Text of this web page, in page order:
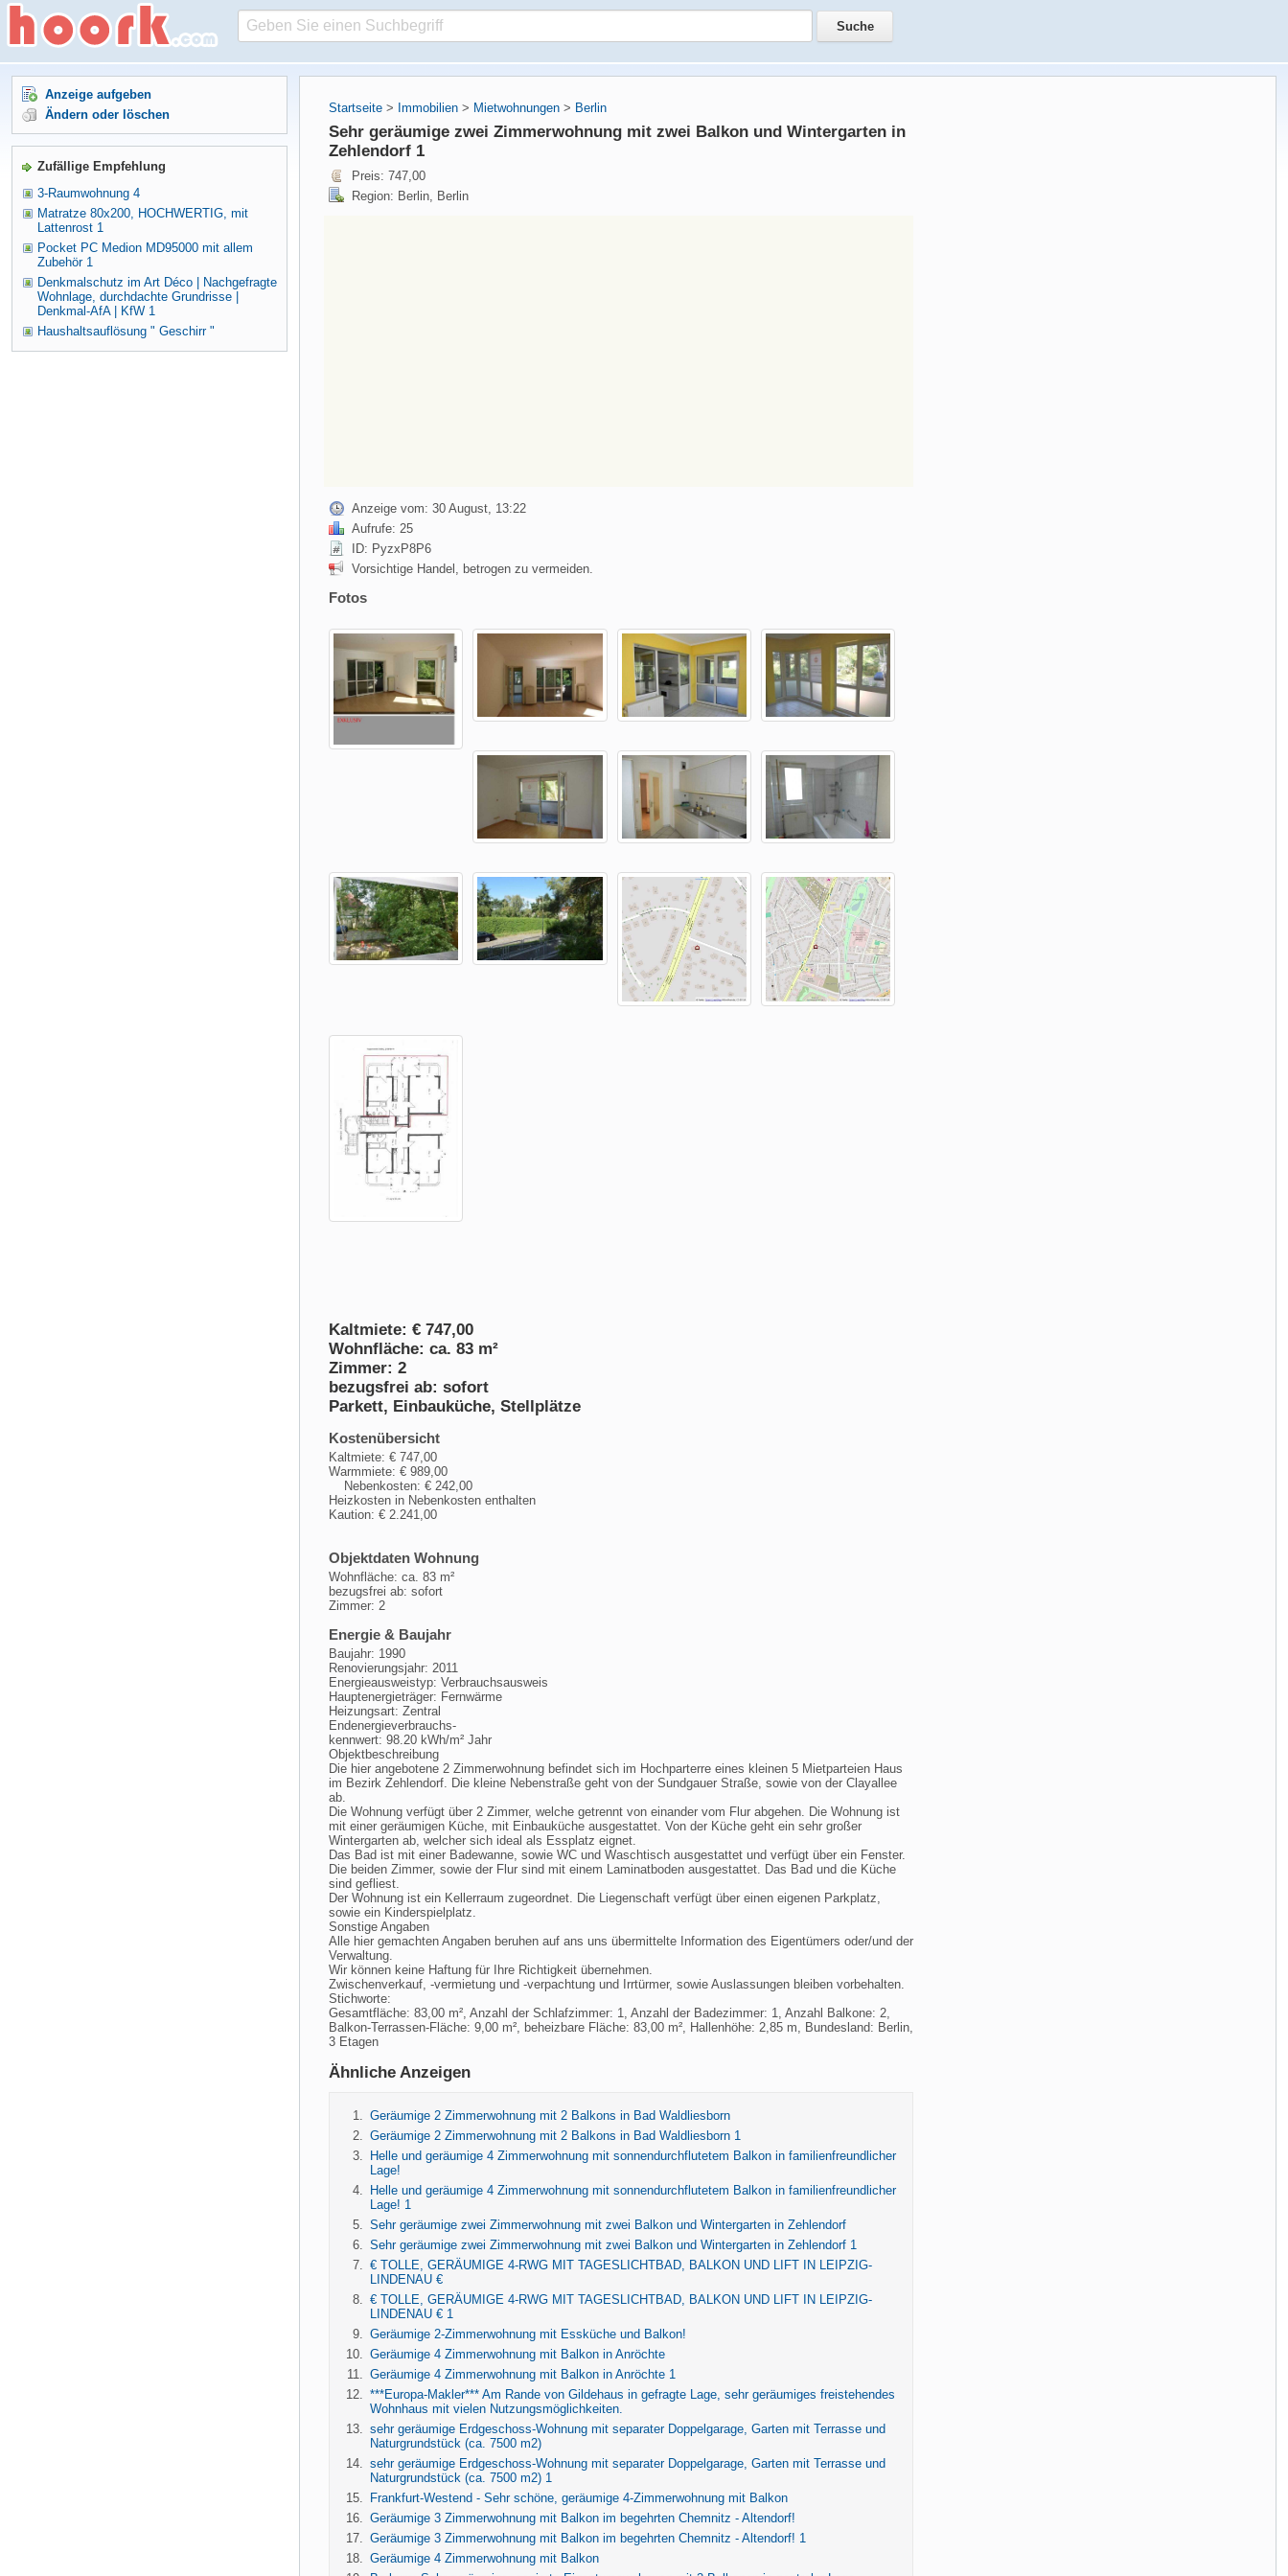
Startseite > Immobilien > Mietwohnungen > Berlin
Sehr geräumige zwei Zimmerwohnung mit zwei Balkon und Wintergarten in
Zehlendorf 1
Preis: 747,00
Region: Berlin, Berlin
Anzeige vom: 30 August, 13:22
Aufrufe: 25
ID: PyzxP8P6
Vorsichtige Handel, betrogen zu vermeiden.
Fotos
Kaltmiete: € 747,00
Wohnfläche: ca. 83 m²
Zimmer: 2
bezugsfrei ab: sofort
Parkett, Einbauküche, Stellplätze
Kostenübersicht
Kaltmiete: € 747,00
Warmmiete: € 989,00
Nebenkosten: € 242,00
Heizkosten in Nebenkosten enthalten
Kaution: € 2.241,00
Objektdaten Wohnung
Wohnfläche: ca. 83 m²
bezugsfrei ab: sofort
Zimmer: 2
Energie & Baujahr
Baujahr: 1990
Renovierungsjahr: 2011
Energieausweistyp: Verbrauchsausweis
Hauptenergieträger: Fernwärme
Heizungsart: Zentral
Endenergieverbrauchs-
kennwert: 98.20 kWh/m² Jahr
Objektbeschreibung
Die hier angebotene 2 Zimmerwohnung befindet sich im Hochparterre eines kleinen 5 Mietparteien Haus
im Bezirk Zehlendorf. Die kleine Nebenstraße geht von der Sundgauer Straße, sowie von der Clayallee
ab.
Die Wohnung verfügt über 2 Zimmer, welche getrennt von einander vom Flur abgehen. Die Wohnung ist
mit einer geräumigen Küche, mit Einbauküche ausgestattet. Von der Küche geht ein sehr großer
Wintergarten ab, welcher sich ideal als Essplatz eignet.
Das Bad ist mit einer Badewanne, sowie WC und Waschtisch ausgestattet und verfügt über ein Fenster.
Die beiden Zimmer, sowie der Flur sind mit einem Laminatboden ausgestattet. Das Bad und die Küche
sind gefliest.
Der Wohnung ist ein Kellerraum zugeordnet. Die Liegenschaft verfügt über einen eigenen Parkplatz,
sowie ein Kinderspielplatz.
Sonstige Angaben
Alle hier gemachten Angaben beruhen auf ans uns übermittelte Information des Eigentümers oder/und der
Verwaltung.
Wir können keine Haftung für Ihre Richtigkeit übernehmen.
Zwischenverkauf, -vermietung und -verpachtung und Irrtürmer, sowie Auslassungen bleiben vorbehalten.
Stichworte:
Gesamtfläche: 83,00 m², Anzahl der Schlafzimmer: 1, Anzahl der Badezimmer: 1, Anzahl Balkone: 2,
Balkon-Terrassen-Fläche: 9,00 m², beheizbare Fläche: 83,00 m², Hallenhöhe: 2,85 m, Bundesland: Berlin,
3 Etagen
Ähnliche Anzeigen
Geräumige 2 Zimmerwohnung mit 2 Balkons in Bad Waldliesborn
Geräumige 2 Zimmerwohnung mit 2 Balkons in Bad Waldliesborn 1
Helle und geräumige 4 Zimmerwohnung mit sonnendurchflutetem Balkon in familienfreundlicher
Lage!
Helle und geräumige 4 Zimmerwohnung mit sonnendurchflutetem Balkon in familienfreundlicher
Lage! 1
Sehr geräumige zwei Zimmerwohnung mit zwei Balkon und Wintergarten in Zehlendorf
Sehr geräumige zwei Zimmerwohnung mit zwei Balkon und Wintergarten in Zehlendorf 1
€ TOLLE, GERÄUMIGE 4-RWG MIT TAGESLICHTBAD, BALKON UND LIFT IN LEIPZIG-
LINDENAU €
€ TOLLE, GERÄUMIGE 4-RWG MIT TAGESLICHTBAD, BALKON UND LIFT IN LEIPZIG-
LINDENAU € 1
Geräumige 2-Zimmerwohnung mit Essküche und Balkon!
Geräumige 4 Zimmerwohnung mit Balkon in Anröchte
Geräumige 4 Zimmerwohnung mit Balkon in Anröchte 1
***Europa-Makler*** Am Rande von Gildehaus in gefragte Lage, sehr geräumiges freistehendes
Wohnhaus mit vielen Nutzungsmöglichkeiten.
sehr geräumige Erdgeschoss-Wohnung mit separater Doppelgarage, Garten mit Terrasse und
Naturgrundstück (ca. 7500 m2)
sehr geräumige Erdgeschoss-Wohnung mit separater Doppelgarage, Garten mit Terrasse und
Naturgrundstück (ca. 7500 m2) 1
Frankfurt-Westend - Sehr schöne, geräumige 4-Zimmerwohnung mit Balkon
Geräumige 3 Zimmerwohnung mit Balkon im begehrten Chemnitz - Altendorf!
Geräumige 3 Zimmerwohnung mit Balkon im begehrten Chemnitz - Altendorf! 1
Geräumige 4 Zimmerwohnung mit Balkon
Anzeige aufgeben
Ändern oder löschen
Zufällige Empfehlung
3-Raumwohnung 4
Matratze 80x200, HOCHWERTIG, mit
Lattenrost 1
Pocket PC Medion MD95000 mit allem
Zubehör 1
Denkmalschutz im Art Déco | Nachgefragte
Wohnlage, durchdachte Grundrisse |
Denkmal-AfA | KfW 1
Haushaltsauflösung " Geschirr "